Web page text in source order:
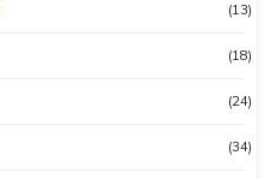
(13)
(18)
(24)
(34)